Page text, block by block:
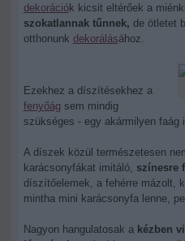
dekorációk kicsit eltérőek a
szokatlannak tűnnek, de ötletet
otthonunk dekorálásához.
Ezekhez a díszítésekhez a
fenyőág sem mindig
szükséges - egy akármilyen faág
A díszek közül természetesen
karácsonyfákat imitáló, színesre
díszítőelemek, a fehérre mázolt,
mintha mini karácsonyfa lenne,
Nagyon hangulatosak a kézben